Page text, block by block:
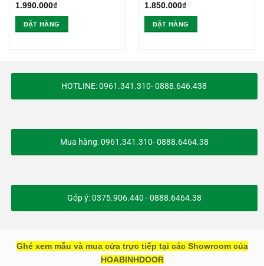
1.990.000₫
ĐẶT HÀNG
1.850.000₫
ĐẶT HÀNG
HOTLINE: 0961.341.310- 0888.646.438
Mua hàng: 0961.341.310- 0888.6464.38
Góp ý: 0375.906.440 - 0888.6464.38
Ghé xem mẫu và mua cửa trực tiếp tại các Showroom của
HOABINHDOOR